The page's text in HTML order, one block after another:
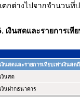
ตกต่างไปจากจำนวนที่
เงินสดและรายการเทีย
เงินสดและรายการเทียบเท่าเงินส
เงินสด
เงินฝากธนาคาร